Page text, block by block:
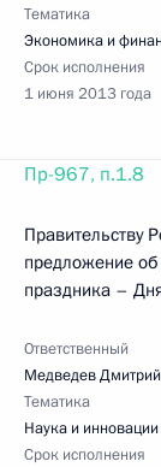
Тематика
Экономика и
Срок исполнения
1 июня 2013 года
Пр-967, п.1.8
Правительству
предложение
праздника –
Ответственный
Медведев
Тематика
Наука и инновации
Срок исполнения